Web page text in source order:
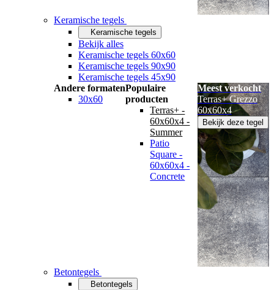
Keramische tegels
Keramische tegels
Bekijk alles
Keramische tegels 60x60
Keramische tegels 90x90
Keramische tegels 45x90
Andere formaten
30x60
Populaire
producten
Terras+ -
60x60x4 -
Summer
Patio
Square -
60x60x4 -
Concrete
Meest verkocht
Terras+ Grezzo
60x60x4
Bekijk deze tegel
Betontegels
Betontegels